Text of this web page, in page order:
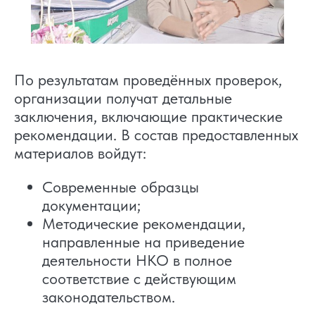
По результатам проведённых проверок,
организации получат детальные
заключения, включающие практические
рекомендации. В состав предоставленных
материалов войдут:
Современные образцы
документации;
Методические рекомендации,
направленные на приведение
деятельности НКО в полное
соответствие с действующим
законодательством.